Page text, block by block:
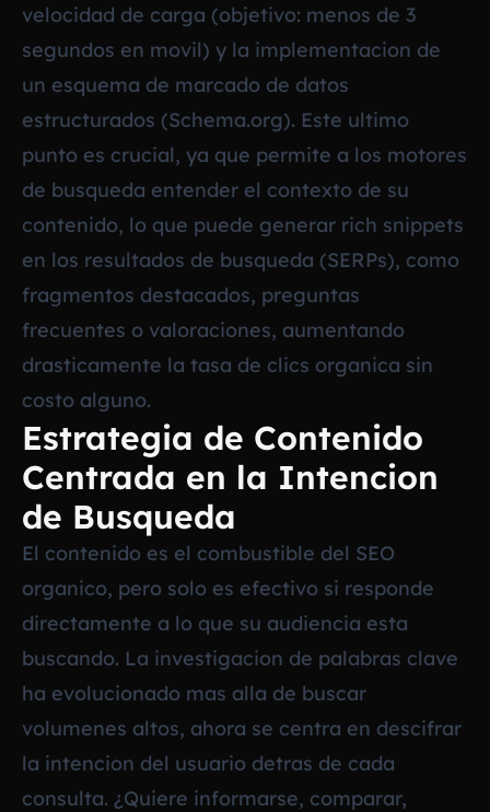
velocidad de carga (objetivo: menos de 3
segundos en movil) y la implementacion de
un esquema de marcado de datos
estructurados (Schema.org). Este ultimo
punto es crucial, ya que permite a los motores
de busqueda entender el contexto de su
contenido, lo que puede generar rich snippets
en los resultados de busqueda (SERPs), como
fragmentos destacados, preguntas
frecuentes o valoraciones, aumentando
drasticamente la tasa de clics organica sin
costo alguno.
Estrategia de Contenido
Centrada en la Intencion
de Busqueda
El contenido es el combustible del SEO
organico, pero solo es efectivo si responde
directamente a lo que su audiencia esta
buscando. La investigacion de palabras clave
ha evolucionado mas alla de buscar
volumenes altos, ahora se centra en descifrar
la intencion del usuario detras de cada
consulta. ¿Quiere informarse, comparar,